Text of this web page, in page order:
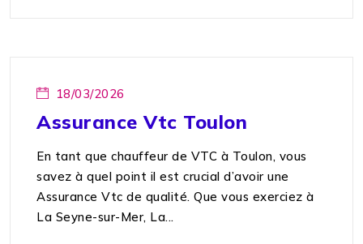
18/03/2026
Assurance Vtc Toulon
En tant que chauffeur de VTC à Toulon, vous
savez à quel point il est crucial d’avoir une
Assurance Vtc de qualité. Que vous exerciez à
La Seyne-sur-Mer, La...